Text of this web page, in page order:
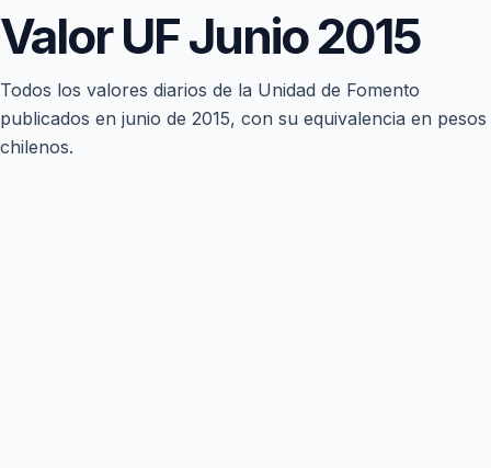
Valor UF Junio 2015
Todos los valores diarios de la Unidad de Fomento
publicados en junio de 2015, con su equivalencia en pesos
chilenos.